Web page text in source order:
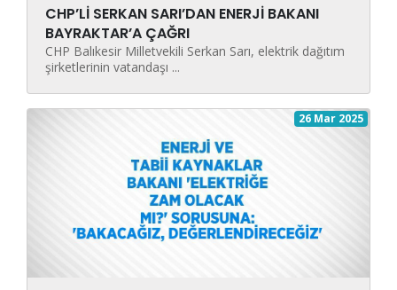
CHP’Lİ SERKAN SARI’DAN ENERJİ BAKANI
BAYRAKTAR’A ÇAĞRI
CHP Balıkesir Milletvekili Serkan Sarı, elektrik dağıtım
şirketlerinin vatandaşı ...
26 Mar 2025